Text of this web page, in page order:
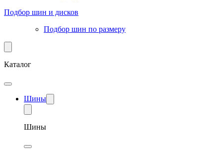
Подбор шин и дисков
Подбор шин по размеру
Каталог
Шины
Шины